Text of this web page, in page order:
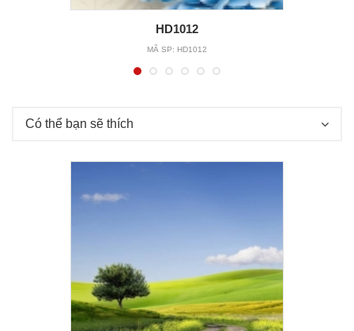
HD1012
MÃ SP: HD1012
Có thể bạn sẽ thích